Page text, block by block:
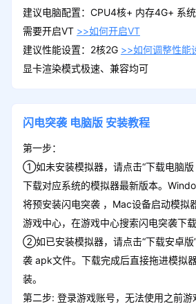
建议电脑配置：CPU4核+ 内存4G+ 系
需要开启VT >>如何开启VT
建议性能设置：2核2G >>如何调整性能
显卡渲染模式极速、兼容均可
闪电突袭 电脑版 安装教程
第一步：
①如未安装模拟器，请点击“下载电脑版
下载对应系统的模拟器最新版本。
将预安装闪电突袭 ，Mac设备启动模拟
游戏中心，在游戏中心搜索闪电突袭下载
②如已安装模拟器，请点击“下载安卓版
袭 apk文件。下载完成后直接拖进模拟
装。
第二步: 登录游戏账号，无法使用之前